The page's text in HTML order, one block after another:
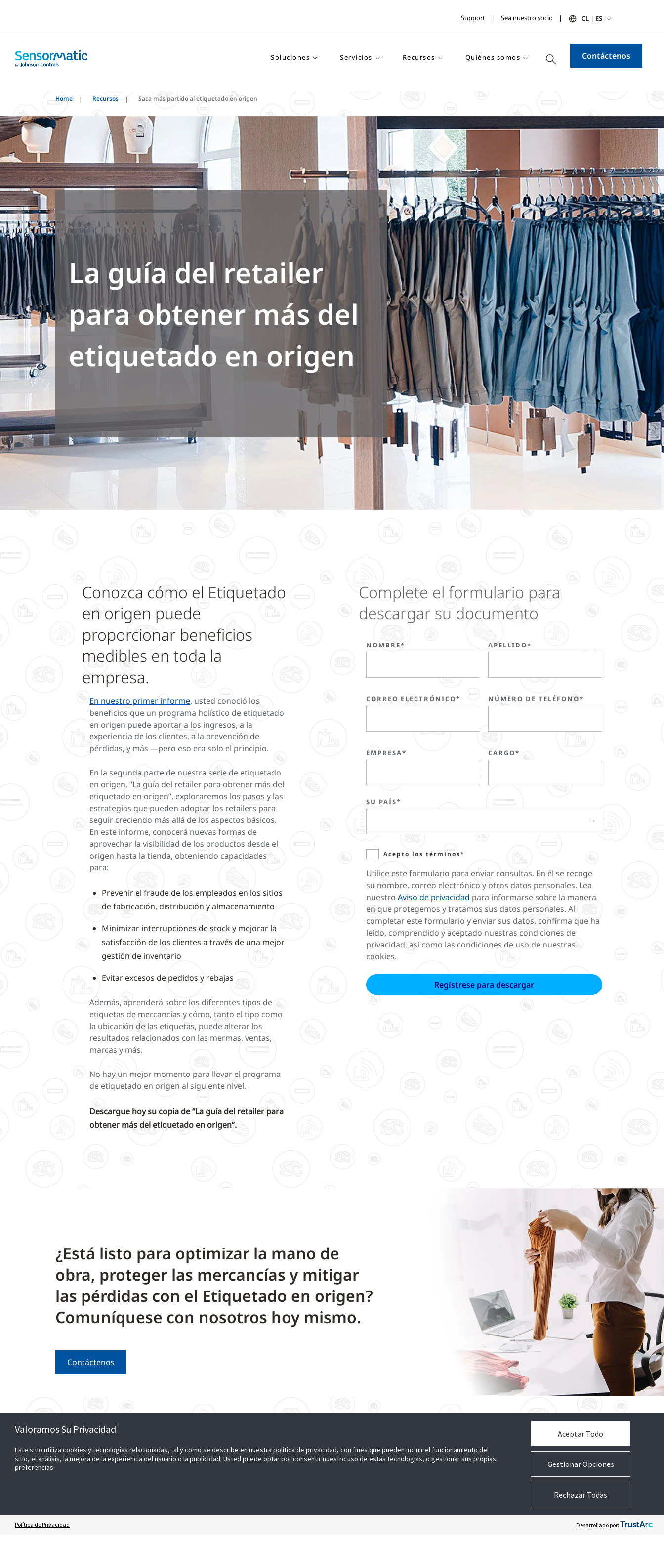
Support Sea nuestro socio CL | ES
Soluciones Servicios Recursos Quiénes somos Contáctenos
Home Recursos Saca más partido al etiquetado en origen
La guía del retailer
para obtener más del
etiquetado en origen
Conozca cómo el Etiquetado
en origen puede
proporcionar beneficios
medibles en toda la
empresa.
En nuestro primer informe, usted conoció los
beneficios que un programa holístico de etiquetado
en origen puede aportar a los ingresos, a la
experiencia de los clientes, a la prevención de
pérdidas, y más —pero eso era solo el principio.
En la segunda parte de nuestra serie de etiquetado
en origen, “La guía del retailer para obtener más del
etiquetado en origen”, exploraremos los pasos y las
estrategias que pueden adoptar los retailers para
seguir creciendo más allá de los aspectos básicos.
En este informe, conocerá nuevas formas de
aprovechar la visibilidad de los productos desde el
origen hasta la tienda, obteniendo capacidades
para:
Prevenir el fraude de los empleados en los sitios
de fabricación, distribución y almacenamiento
Minimizar interrupciones de stock y mejorar la
satisfacción de los clientes a través de una mejor
gestión de inventario
Evitar excesos de pedidos y rebajas
Además, aprenderá sobre los diferentes tipos de
etiquetas de mercancías y cómo, tanto el tipo como
la ubicación de las etiquetas, puede alterar los
resultados relacionados con las mermas, ventas,
marcas y más.
No hay un mejor momento para llevar el programa
de etiquetado en origen al siguiente nivel.
Descargue hoy su copia de “La guía del retailer para
obtener más del etiquetado en origen”.
Complete el formulario para
descargar su documento
NOMBRE* APELLIDO*
CORREO ELECTRÓNICO* NÚMERO DE TELÉFONO*
EMPRESA* CARGO*
SU PAÍS*
Acepto los términos*
Utilice este formulario para enviar consultas. En él se recoge
su nombre, correo electrónico y otros datos personales. Lea
nuestro Aviso de privacidad para informarse sobre la manera
en que protegemos y tratamos sus datos personales. Al
completar este formulario y enviar sus datos, confirma que ha
leído, comprendido y aceptado nuestras condiciones de
privacidad, así como las condiciones de uso de nuestras
cookies.
¿Está listo para optimizar la mano de
obra, proteger las mercancías y mitigar
las pérdidas con el Etiquetado en origen?
Comuníquese con nosotros hoy mismo.
Contáctenos
CONECTAR
Contacte con
SEA NUESTRO SOCIO
Valoramos Su Privacidad
Este sitio utiliza cookies y tecnologías relacionadas, tal y como se describe en nuestra política de privacidad, con fines que pueden incluir el funcionamiento del
sitio, el análisis, la mejora de la experiencia del usuario o la publicidad. Usted puede optar por consentir nuestro uso de estas tecnologías, o gestionar sus propias
preferencias.
Gestionar Opciones
Aceptar Todo
Rechazar Todas
Política de Privacidad Desarrollado por: